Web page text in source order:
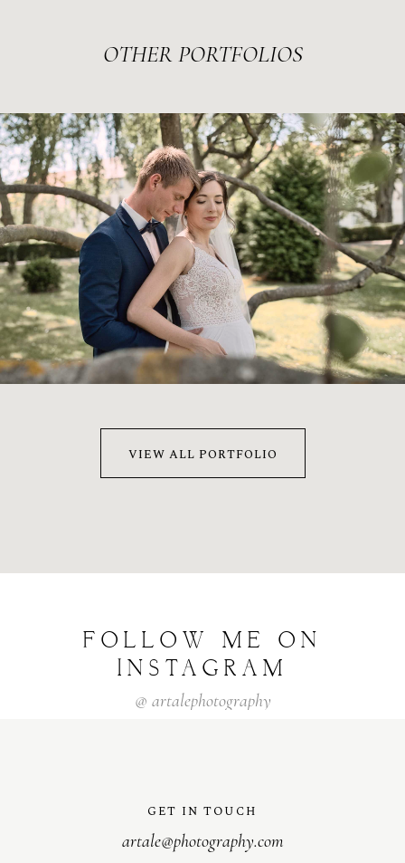
OTHER PORTFOLIOS
MÓNI & MÁRTON
2022
VIEW ALL PORTFOLIO
FOLLOW ME
ON
INSTAGRAM
@ artalephotography
GET IN TOUCH
artale@photography.com